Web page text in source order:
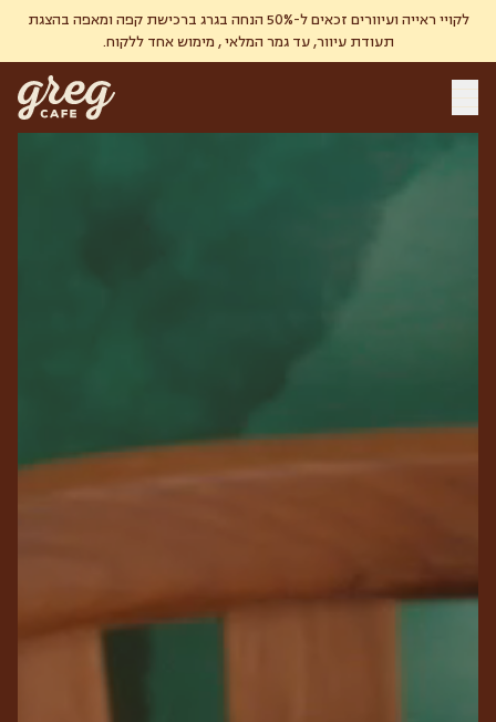
לקויי ראייה ועיוורים זכאים ל-50% הנחה בגרג ברכישת קפה ומאפה בהצגת
תעודת עיוור, עד גמר המלאי , מימוש אחד ללקוח.